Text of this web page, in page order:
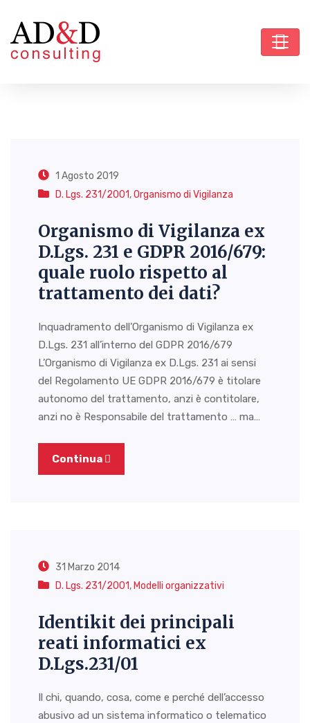
1 Agosto 2019
D. Lgs. 231/2001,Organismo di Vigilanza
Organismo di Vigilanza ex
D.Lgs. 231 e GDPR 2016/679:
quale ruolo rispetto al
trattamento dei dati?
Inquadramento dell’Organismo di Vigilanza ex
D.Lgs. 231 all’interno del GDPR 2016/679
L’Organismo di Vigilanza ex D.Lgs. 231 ai sensi
del Regolamento UE GDPR 2016/679 è titolare
autonomo del trattamento, anzi è contitolare,
anzi no è Responsabile del trattamento … ma…
Continua
31 Marzo 2014
D. Lgs. 231/2001, Modelli organizzativi
Identikit dei principali
reati informatici ex
D.Lgs.231/01
Il chi, quando, cosa, come e perché dell’accesso
abusivo ad un sistema informatico o telematico